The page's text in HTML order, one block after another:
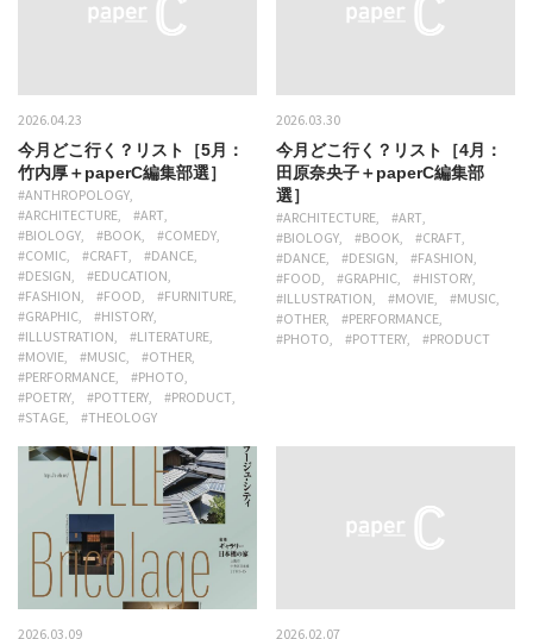
2026.04.23
今月どこ行く？リスト［5月：
竹内厚＋paperC編集部選］
#ANTHROPOLOGY
#ARCHITECTURE
#ART
#BIOLOGY
#BOOK
#COMEDY
#COMIC
#CRAFT
#DANCE
#DESIGN
#EDUCATION
#FASHION
#FOOD
#FURNITURE
#GRAPHIC
#HISTORY
#ILLUSTRATION
#LITERATURE
#MOVIE
#MUSIC
#OTHER
#PERFORMANCE
#PHOTO
#POETRY
#POTTERY
#PRODUCT
#STAGE
#THEOLOGY
2026.03.30
今月どこ行く？リスト［4月：
田原奈央子＋paperC編集部
選］
#ARCHITECTURE
#ART
#BIOLOGY
#BOOK
#CRAFT
#DANCE
#DESIGN
#FASHION
#FOOD
#GRAPHIC
#HISTORY
#ILLUSTRATION
#MOVIE
#MUSIC
#OTHER
#PERFORMANCE
#PHOTO
#POTTERY #PRODUCT
2026.03.09 2026.02.07